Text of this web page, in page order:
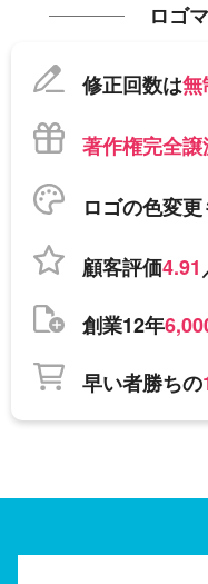
ロゴ
修正回数は無
著作権完全譲
ロゴの色変更
顧客評価4.91
創業12年
早い者勝ちの